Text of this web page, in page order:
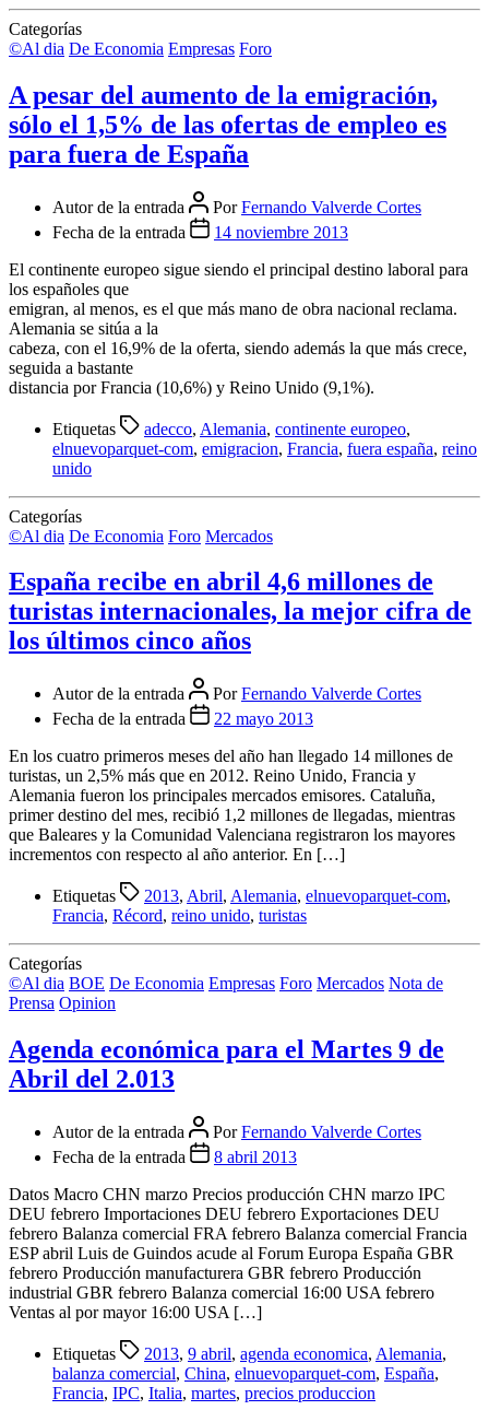
Categorías
©Al dia De Economia Empresas Foro
A pesar del aumento de la emigración,
sólo el 1,5% de las ofertas de empleo es
para fuera de España
Autor de la entrada PorFernando Valverde Cortes
Fecha de la entrada
14 noviembre 2013
El continente europeo sigue siendo el principal destino laboral para
los españoles que
emigran, al menos, es el que más mano de obra nacional reclama.
Alemania se sitúa a la
cabeza, con el 16,9% de la oferta, siendo además la que más crece,
seguida a bastante
distancia por Francia (10,6%) y Reino Unido (9,1%).
Etiquetas adecco, Alemania, continente europeo,
elnuevoparquet-com, emigracion, Francia, fuera españa, reino
unido
Categorías
©Al dia De Economia Foro Mercados
España recibe en abril 4,6 millones de
turistas internacionales, la mejor cifra de
los últimos cinco años
Autor de la entrada PorFernando Valverde Cortes
Fecha de la entrada
22 mayo 2013
En los cuatro primeros meses del año han llegado 14 millones de
turistas, un 2,5% más que en 2012. Reino Unido, Francia y
Alemania fueron los principales mercados emisores. Cataluña,
primer destino del mes, recibió 1,2 millones de llegadas, mientras
que Baleares y la Comunidad Valenciana registraron los mayores
incrementos con respecto al año anterior. En […]
Etiquetas 2013, Abril, Alemania, elnuevoparquet-com,
Francia, Récord, reino unido, turistas
Categorías
©Al dia BOE De Economia Empresas Foro Mercados Nota de
Prensa Opinion
Agenda económica para el Martes 9 de
Abril del 2.013
Autor de la entrada PorFernando Valverde Cortes
Fecha de la entrada
8 abril 2013
Datos Macro CHN marzo Precios producción CHN marzo IPC
DEU febrero Importaciones DEU febrero Exportaciones DEU
febrero Balanza comercial FRA febrero Balanza comercial Francia
ESP abril Luis de Guindos acude al Forum Europa España GBR
febrero Producción manufacturera GBR febrero Producción
industrial GBR febrero Balanza comercial 16:00 USA febrero
Ventas al por mayor 16:00 USA […]
Etiquetas 2013, 9 abril, agenda economica, Alemania,
balanza comercial, China, elnuevoparquet-com, España,
Francia, IPC, Italia, martes, precios produccion